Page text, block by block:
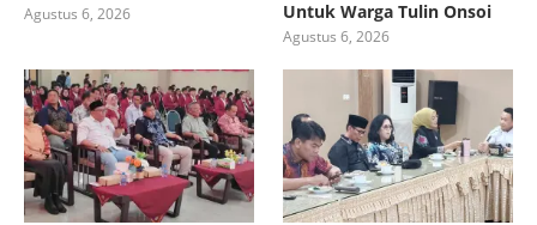
Agustus 6, 2026
Untuk Warga Tulin Onsoi
Agustus 6, 2026